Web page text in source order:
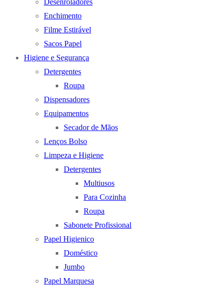
Desenroladores
Enchimento
Filme Estirável
Sacos Papel
Higiene e Segurança
Detergentes
Roupa
Dispensadores
Equipamentos
Secador de Mãos
Lenços Bolso
Limpeza e Higiene
Detergentes
Multiusos
Para Cozinha
Roupa
Sabonete Profissional
Papel Higienico
Doméstico
Jumbo
Papel Marquesa